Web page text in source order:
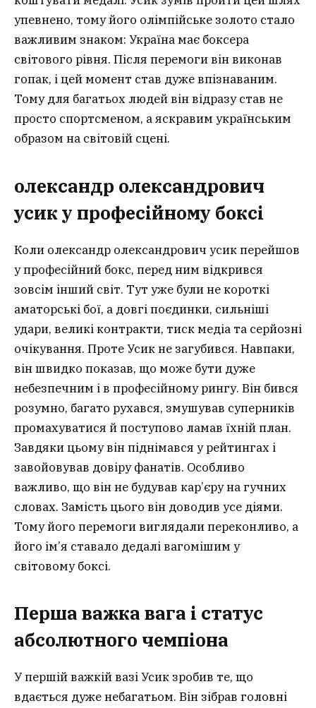
упевнено, тому його олімпійське золото стало
важливим знаком: Україна має боксера
світового рівня. Після перемоги він виконав
гопак, і цей момент став дуже впізнаваним.
Тому для багатьох людей він відразу став не
просто спортсменом, а яскравим українським
образом на світовій сцені.
олександр олександрович
усик у професійному боксі
Коли олександр олександрович усик перейшов
у професійний бокс, перед ним відкрився
зовсім інший світ. Тут уже були не короткі
аматорські бої, а довгі поєдинки, сильніші
удари, великі контракти, тиск медіа та серйозні
очікування. Проте Усик не загубився. Навпаки,
він швидко показав, що може бути дуже
небезпечним і в професійному рингу. Він бився
розумно, багато рухався, змушував суперників
промахуватися й поступово ламав їхній план.
Завдяки цьому він піднімався у рейтингах і
завойовував довіру фанатів. Особливо
важливо, що він не будував кар’єру на гучних
словах. Замість цього він доводив усе діями.
Тому його перемоги виглядали переконливо, а
його ім’я ставало дедалі вагомішим у
світовому боксі.
Перша важка вага і статус
абсолютного чемпіона
У першій важкій вазі Усик зробив те, що
вдається дуже небагатьом. Він зібрав головні